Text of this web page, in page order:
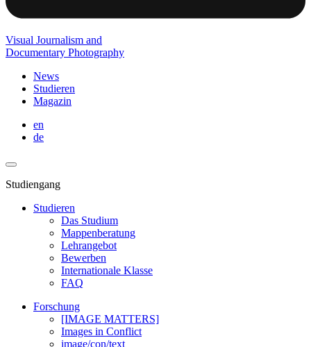
Visual Journalism and
Documentary Photography
News
Studieren
Magazin
en
de
Studiengang
Studieren
Das Studium
Mappenberatung
Lehrangebot
Bewerben
Internationale Klasse
FAQ
Forschung
[IMAGE MATTERS]
Images in Conflict
image/con/text